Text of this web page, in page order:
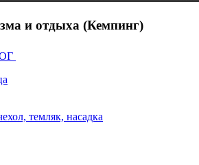
и отдыха (Кемпинг)
темляк, насадка